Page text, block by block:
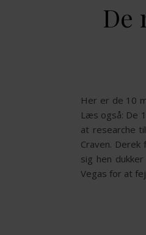
De
Her er de 10
Læs også: De
at researche
Craven.
sig hen
Vegas for at